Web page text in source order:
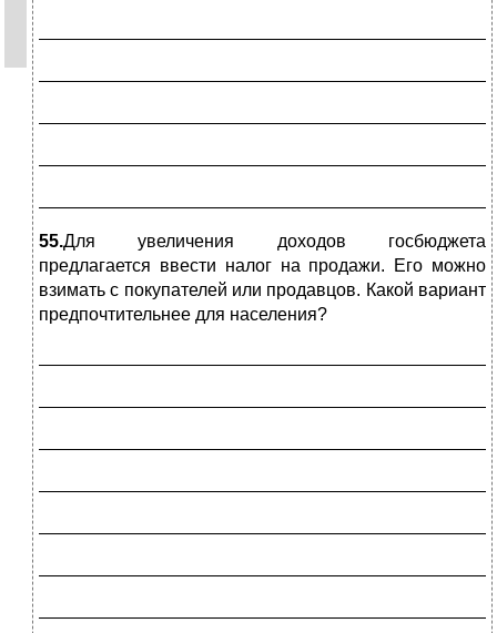
55.Для увеличения доходов госбюджета
предлагается ввести налог на продажи. Его можно
взимать с покупателей или продавцов. Какой вариант
предпочтительнее для населения?